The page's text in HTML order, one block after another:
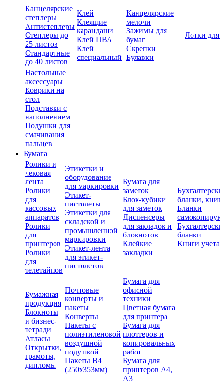
Канцелярские
степлеры
Антистеплеры
Степлеры до
25 листов
Стандартные
до 40 листов
Клей
Клеящие
карандаши
Клей ПВА
Клей
специальный
Канцелярские
мелочи
Зажимы для
бумаг
Скрепки
Булавки
Лотки
Настольные
аксессуары
Коврики на
стол
Подставки с
наполнением
Подушки для
смачивания
пальцев
Бумага
Ролики и
чековая
лента
Ролики
для
кассовых
аппаратов
Ролики
для
принтеров
Ролики
для
телетайпов
Этикетки и
оборудование
для маркировки
Этикет-
пистолеты
Этикетки для
складской и
промышленной
маркировки
Этикет-лента
для этикет-
пистолетов
Бумага для
заметок
Блок-кубики
для заметок
Диспенсеры
для закладок и
блокнотов
Клейкие
закладки
бланки,
Бланки
бланки
Книги учета
Бумажная
продукция
Блокноты
и бизнес-
тетради
Атласы
Открытки,
грамоты,
дипломы
Почтовые
конверты и
пакеты
Конверты
Пакеты с
полиэтиленовой
воздушной
подушкой
Пакеты В4
(250х353мм)
Бумага для
офисной
техники
Цветная бумага
для принтера
Бумага для
плоттеров и
копировальных
работ
Бумага для
принтеров А4,
А3